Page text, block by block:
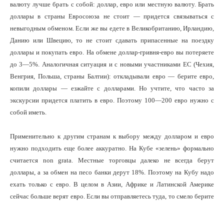
валюту лучше брать с собой: доллар, евро или местную валюту. Брать
доллары в страны Евросоюза не стоит — придется связываться с
невыгодным обменом. Если же вы едете в Великобританию, Ирландию,
Данию или Швецию, то не стоит сдавать припасенные на поездку
доллары и покупать евро. На обмене доллар-гривня-евро вы потеряете
до 3—5%. Аналогичная ситуация и с новыми участниками ЕС (Чехия,
Венгрия, Польша, страны Балтии): откладывали евро — берите евро,
копили доллары — езжайте с долларами. Но учтите, что часто за
экскурсии придется платить в евро. Поэтому 100—200 евро нужно с
собой иметь.
Применительно к другим странам к выбору между долларом и евро
нужно подходить еще более аккуратно. На Кубе «зелень» формально
считается non grata. Местные торговцы далеко не всегда берут
доллары, а за обмен на песо банки дерут 18%. Поэтому на Кубу надо
ехать только с евро. В целом в Азии, Африке и Латинской Америке
сейчас больше верят евро. Если вы отправляетесь туда, то смело берите